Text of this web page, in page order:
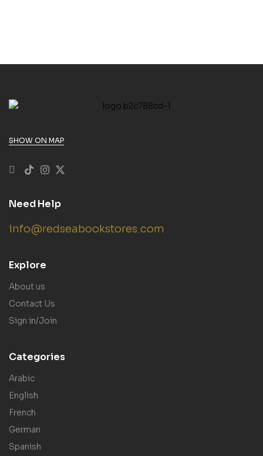
SHOW ON MAP
Need Help
info@redseabookstores.com
Explore
About us
Contact Us
Sign in/Join
Categories
Arabic
English
French
German
Spanish